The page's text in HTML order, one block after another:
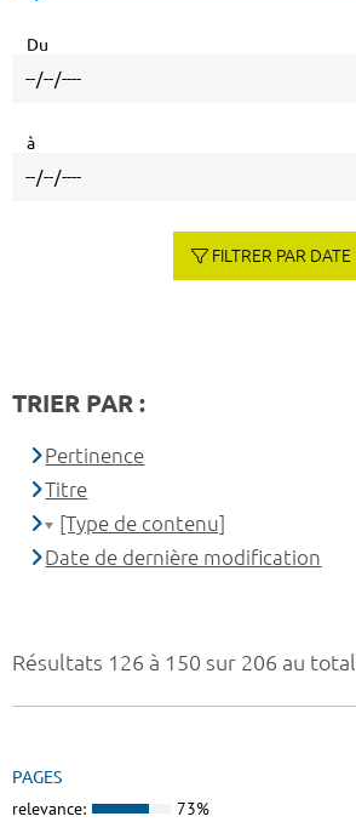
Résultats 126 à 150 sur 206 au total
PAGES
relevance: 73%
Du
à
FILTRER PAR DATE
TRIER PAR :
Pertinence
Titre
[Type de contenu]
Date de dernière modification